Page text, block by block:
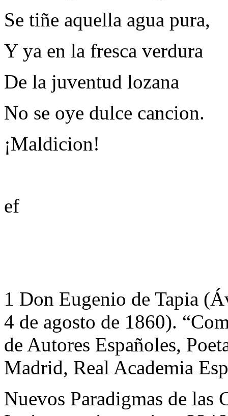
Se tiñe aquella agua pura,
Y ya en la fresca verdura
De la juventud lozana
No se oye dulce cancion.
¡Maldicion!
ef
1 Don Eugenio de Tapia
4 de agosto de 1860).
de Autores Españoles,
Madrid, Real Academia
Nuevos Paradigmas de las